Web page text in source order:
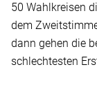
50 Wahlkreisen
dem
dann gehen die
schlechtesten